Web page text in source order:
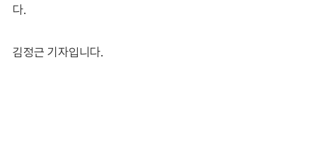
다.
김정근 기자입니다.